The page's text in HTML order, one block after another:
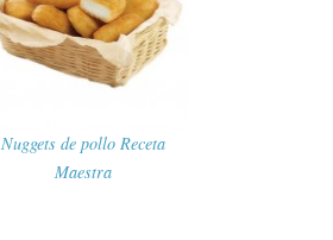
Nuggets de pollo Receta
Maestra